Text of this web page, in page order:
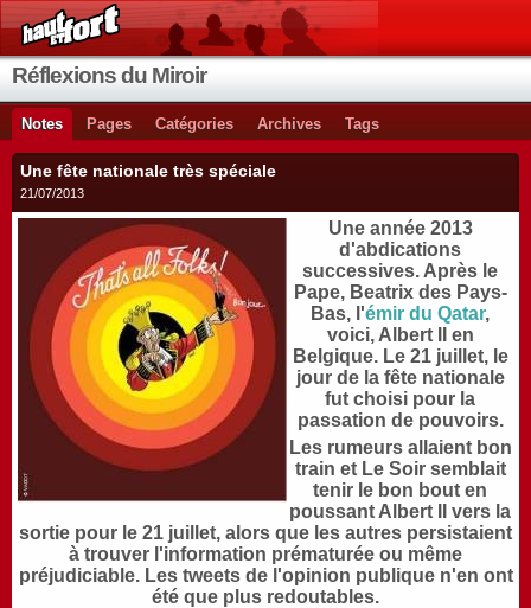
Réflexions du Miroir
Notes Pages Catégories Archives Tags
Une fête nationale très spéciale
21/07/2013
Une année 2013
d'abdications
successives. Après le
Pape, Beatrix des Pays-
Bas, l'émir du Qatar,
voici, Albert II en
Belgique. Le 21 juillet, le
jour de la fête nationale
fut choisi pour la
passation de pouvoirs.
Les rumeurs allaient bon
train et Le Soir semblait
tenir le bon bout en
poussant Albert II vers la
sortie pour le 21 juillet, alors que les autres persistaient
à trouver l'information prématurée ou même
préjudiciable. Les tweets de l'opinion publique n'en ont
été que plus redoutables.